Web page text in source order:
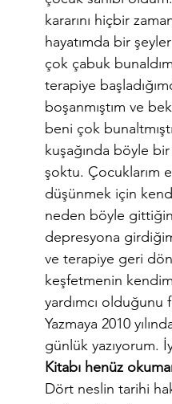
kararını hiçbir
hayatımda bir
çok çabuk
terapiye
boşanmıştım ve
beni çok
kuşağında böyle
şoktu. Çocuklarım
düşünmek için
neden böyle
depresyona
ve terapiye geri
keşfetmenin
yardımcı
Yazmaya 2010
günlük yazıyorum.
Kitabı henüz
Dört neslin tarihi